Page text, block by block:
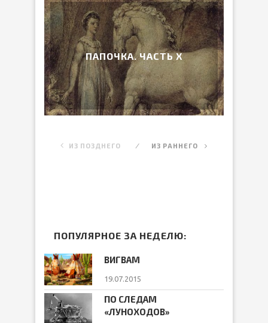
ПАПОЧКА. ЧАСТЬ Х
ИЗ ПОЗДНЕГО ИЗ РАННЕГО
ПОПУЛЯРНОЕ ЗА НЕДЕЛЮ:
ВИГВАМ
19.07.2015
ПО СЛЕДАМ
«ЛУНОХОДОВ»